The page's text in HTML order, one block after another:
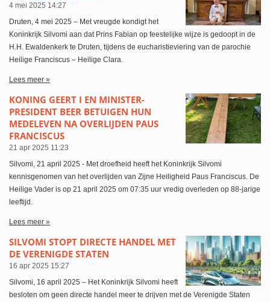
4 mei 2025 14:27
Druten, 4 mei 2025 – Met vreugde kondigt het
Koninkrijk Silvomi aan dat Prins Fabian op feestelijke wijze is gedoopt in de
H.H. Ewaldenkerk te Druten, tijdens de eucharistieviering van de parochie
Heilige Franciscus – Heilige Clara.
Lees meer »
KONING GEERT I EN MINISTER-
PRESIDENT BEER BETUIGEN HUN
MEDELEVEN NA OVERLIJDEN PAUS
FRANCISCUS
21 apr 2025 11:23
Silvomi, 21 april 2025 - Met droefheid heeft het Koninkrijk Silvomi
kennisgenomen van het overlijden van Zijne Heiligheid Paus Franciscus. De
Heilige Vader is op 21 april 2025 om 07:35 uur vredig overleden op 88-jarige
leeftijd.
Lees meer »
SILVOMI STOPT DIRECTE HANDEL MET
DE VERENIGDE STATEN
16 apr 2025 15:27
Silvomi, 16 april 2025 – Het Koninkrijk Silvomi heeft
besloten om geen directe handel meer te drijven met de Verenigde Staten